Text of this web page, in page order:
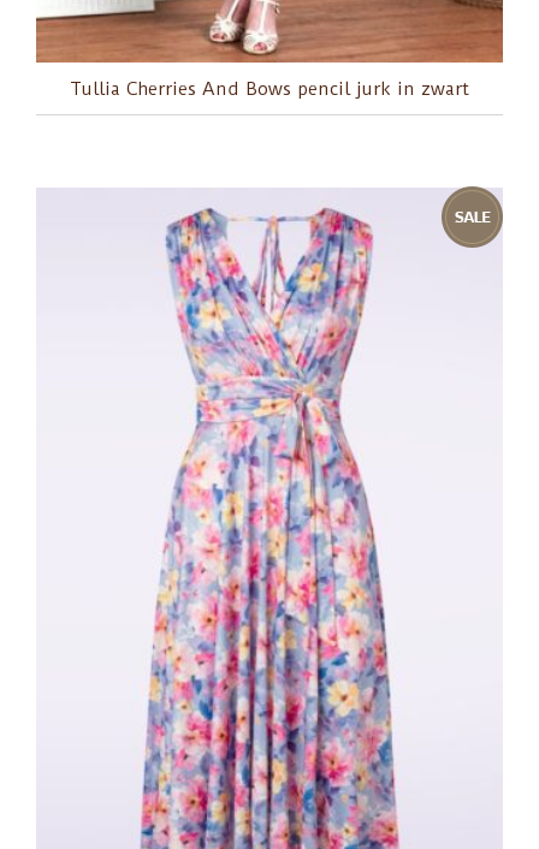
Tullia Cherries And Bows pencil jurk in zwart